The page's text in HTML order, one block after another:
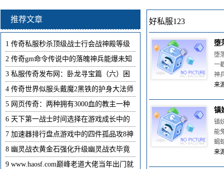
好私服123
堕
堕
一
神
来
镇
镇
能
蝎
来
推荐文章
1 传奇私服秒杀顶级战士行会战神殿等级
2 传奇gm命令传说中的落魄神兵能爆未知
3 私服传奇发布网：卧龙寻宝篇（六）困
4 传奇世界似服头戴魔2黑铁的护身大法师
5 网页传奇：两种拥有3000血的教主一种
6 天下第一战士时间选择在游戏成长中的
7 加速器排行盘点游戏中的四件孤品攻8神
8 幽灵战衣黄金石强化升级幽灵战衣毕竟
9 www.haosf.com巅峰老道大佬当年出门就